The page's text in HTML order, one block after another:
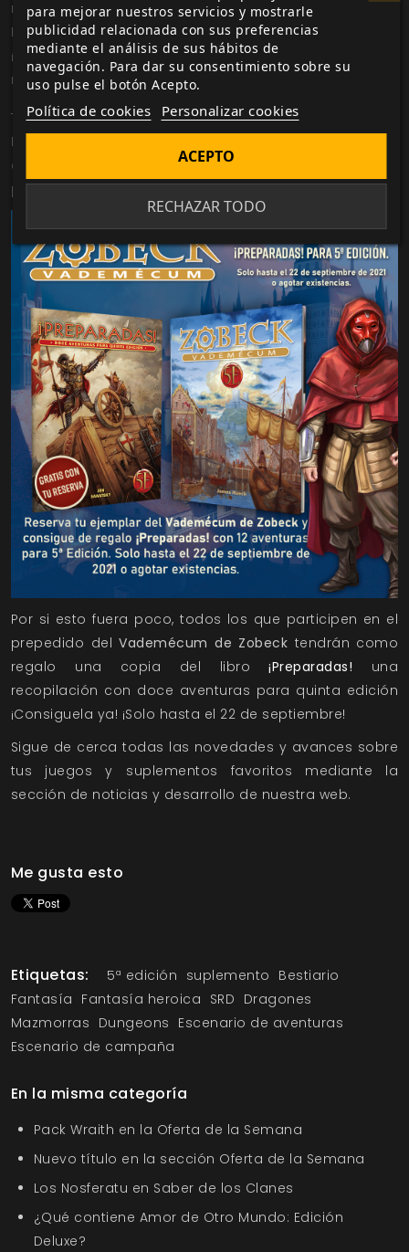
reloj de bolsillo del cronomante y el bisturí de la Dama
Roja!
¡Nuevos trasfondos de personaje, monturas y dotes
raciales para humanos y mecanizados! Y mucho más.
Tanto si llegas a la ciudad libre por la Gran Carretera
Norte o gateando a través de un túnel de
contrabandistas, ¡la aventura está esperándote en las
páginas delVademécum de Zobeck!
Por si esto fuera poco, todos los que participen en el
prepedido delVademécum de Zobeck tendrán como
regalo una copia del libro ¡Preparadas! una
recopilación con doce aventuras para quinta edición
¡Consiguela ya! ¡Solo hasta el 22 de septiembre!
Sigue de cerca todas las novedades y avances sobre
tus juegos y suplementos favoritos mediante la
sección de noticias y desarrollo de nuestra web.
Me gusta esto
Etiquetas: 5ª edición suplemento Bestiario
Fantasía Fantasía heroica SRD Dragones
Mazmorras Dungeons Escenario de aventuras
Escenario de campaña
En la misma categoría
Pack Wraith en la Oferta de la Semana
Nuevo título en la sección Oferta de la Semana
Los Nosferatu en Saber de los Clanes
¿Qué contiene Amor de Otro Mundo: Edición
Deluxe?
para mejorar nuestros servicios y mostrarle
publicidad relacionada con sus preferencias
mediante el análisis de sus hábitos de
navegación. Para dar su consentimiento sobre su
uso pulse el botón Acepto.
Política de cookies Personalizar cookies
RECHAZAR TODO
ACEPTO